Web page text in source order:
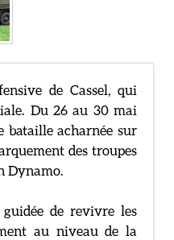
de Cassel, qui
Du 26 au 30 mai
bataille acharnée sur
des troupes
Dynamo.
de revivre les
au niveau de la